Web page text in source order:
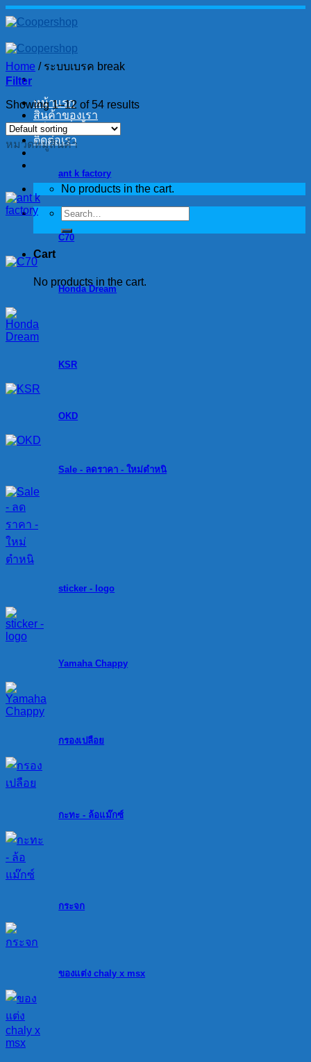
Skip
to
หน้าแรก
สินค้าของเรา
วิธีการสั่งซื้อ
ติดต่อเรา
No products in the cart.
Search
for:
Cart
No products in the cart.
Home /ระบบเบรค break
Filter
Showing 1–12 of 54 results
หมวดหมู่สินค้า
ant k factory
C70
Honda Dream
KSR
OKD
Sale - ลดราคา - ใหม่ตำหนิ
sticker - logo
Yamaha Chappy
กรองเปลือย
กะทะ - ล้อแม๊กซ์
กระจก
ของแต่ง chaly x msx